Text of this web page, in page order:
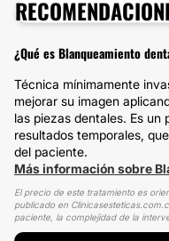
¿Qué es Blanqueamiento
Técnica mínimamente
mejorar su imagen
las piezas dentales. Es un
resultados temporales,
del paciente.
Más información sobre
El precio de este tratamiento es
publicado en
paciente, la complejidad de la